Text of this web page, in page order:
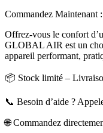
Commandez Maintenant :
Offrez-vous le confort
GLOBAL AIR est un
appareil performant,
📦 Stock limité –
📞 Besoin d’aide ?
🌐 Commandez